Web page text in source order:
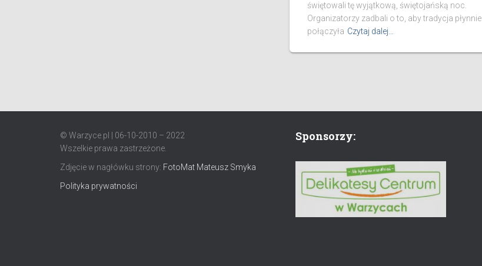
świętowali tę wyjątkową, świętojańską noc.
Organizatorzy zadbali o to, aby tradycja płynnie
połączyła Czytaj dalej…
© Warzyce.pl | 06-10-2010 – 2022
Wszelkie prawa zastrzeżone.
Zdjęcie w nagłówku strony: FotoMat Mateusz Smyka
Polityka prywatności
Sponsorzy: